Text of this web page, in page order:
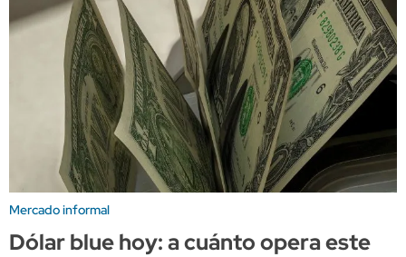
Mercado informal
Dólar blue hoy: a cuánto opera este